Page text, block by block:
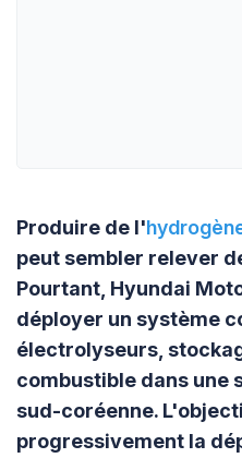
Produire de l'
peut sembler relever
Pourtant, Hyundai
déployer un système
électrolyseurs,
combustible dans une
sud-coréenne.
progressivement la